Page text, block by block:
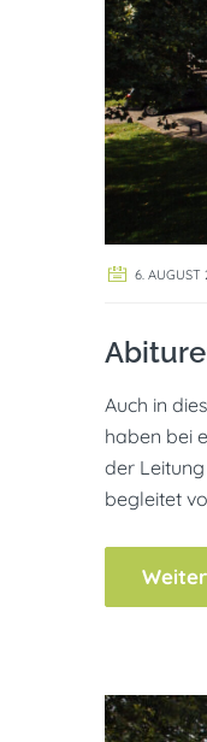
6. AUGUST
Auch in
haben bei
der
begleitet